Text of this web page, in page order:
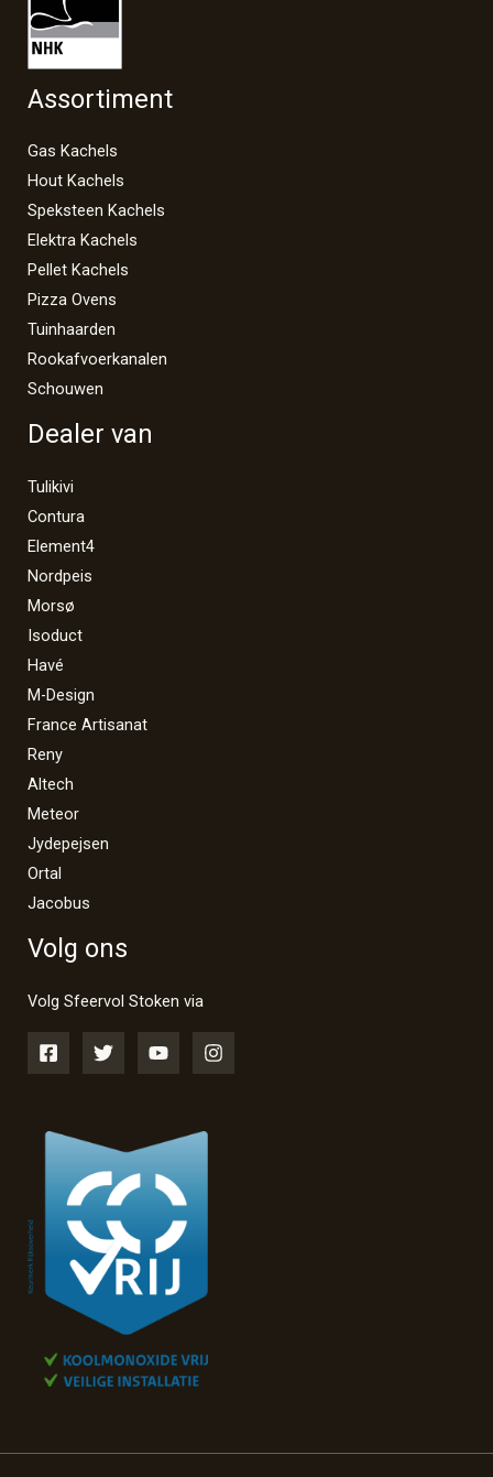
Assortiment
Gas Kachels
Hout Kachels
Speksteen Kachels
Elektra Kachels
Pellet Kachels
Pizza Ovens
Tuinhaarden
Rookafvoerkanalen
Schouwen
Dealer van
Tulikivi
Contura
Element4
Nordpeis
Morsø
Isoduct
Havé
M-Design
France Artisanat
Reny
Altech
Meteor
Jydepejsen
Ortal
Jacobus
Volg ons
Volg Sfeervol Stoken via